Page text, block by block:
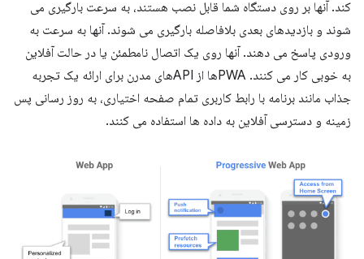
کند. آنها بر روی دستگاه شما قابل نصب هستند، به سرعت بارگیری می
شوند و بازدیدهای بعدی بلافاصله بارگیری می شوند. آنها به سرعت به
ورودی پاسخ می دهند. آنها روی یک اتصال نامطمئن یا در حالت آفلاین
به خوبی کار می کنند. PWAها از APIهای مدرن برای ارائه یک تجربه
جذاب مانند برنامه با رابط کاربری تمام صفحه اختیاری، به روز رسانی پس
زمینه و دسترسی آفلاین به داده ها استفاده می کنند.